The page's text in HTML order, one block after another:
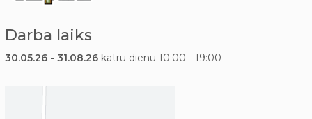
Darba laiks
30.05.26 - 31.08.26 katru dienu 10:00 - 19:00